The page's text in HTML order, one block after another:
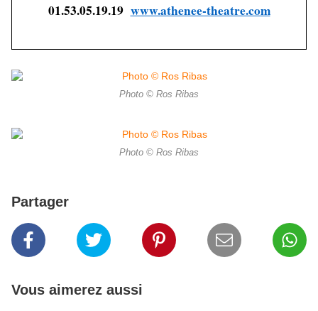
01.53.05.19.19 www.athenee-theatre.com
Photo © Ros Ribas
Photo © Ros Ribas
Partager
Vous aimerez aussi